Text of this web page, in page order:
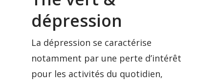
dépression
La dépression se caractérise
notamment par une perte d’intérêt
pour les activités du quotidien,